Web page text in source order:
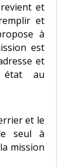
et
et
à
est
et
au
et le
seul à
mission